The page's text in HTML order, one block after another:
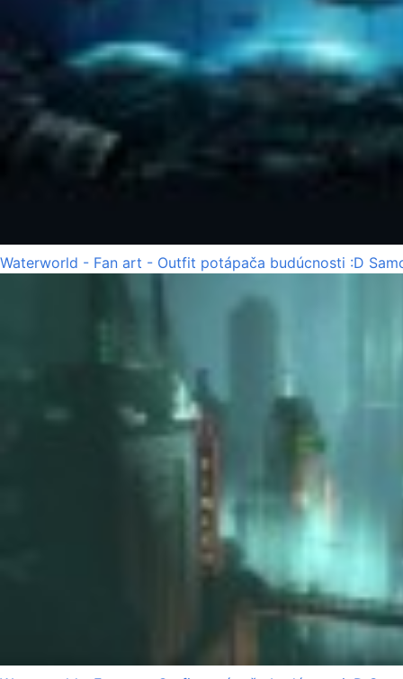
Waterworld - Fan art - Outfit potápača budúcnosti :D